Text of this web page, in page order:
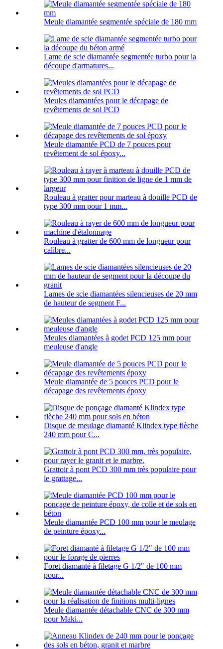
Meule diamantée segmentée spéciale de 180 mm
Lame de scie diamantée segmentée turbo pour la
découpe d'armatures...
Meules diamantées pour le décapage de
revêtements de sol PCD
Meule diamantée PCD de 7 pouces pour
revêtement de sol époxy...
Rouleau à gratter pour marteau à douille PCD de
type 300 mm pour 1 mm...
Rouleau à gratter de 600 mm de longueur pour
calibre...
Lames de scie diamantées silencieuses de 20 mm
de hauteur de segment F...
Meules diamantées à godet PCD 125 mm pour
meuleuse d'angle
Meule diamantée de 5 pouces PCD pour le
décapage des revêtements époxy
Disque de meulage diamanté Klindex type flèche
240 mm pour C...
Grattoir à pont PCD 300 mm très populaire pour
le grattage...
Meule diamantée PCD 100 mm pour le meulage
de peinture époxy...
Foret diamanté à filetage G 1/2″ de 100 mm
pour...
Meule diamantée détachable CNC de 300 mm
pour Maki...